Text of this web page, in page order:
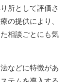
所として評価さ
の提供により、
相談ごとにも気
などに特徴があ